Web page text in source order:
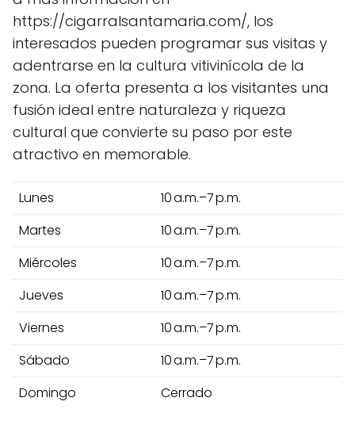
https://cigarralsantamaria.com/, los
interesados pueden programar sus visitas y
adentrarse en la cultura vitivinícola de la
zona. La oferta presenta a los visitantes una
fusión ideal entre naturaleza y riqueza
cultural que convierte su paso por este
atractivo en memorable.
Lunes
10 a.m.–7 p.m.
Martes
10 a.m.–7 p.m.
Miércoles
10 a.m.–7 p.m.
Jueves
10 a.m.–7 p.m.
Viernes
10 a.m.–7 p.m.
Sábado
10 a.m.–7 p.m.
Domingo
Cerrado